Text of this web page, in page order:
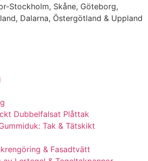
Stockholm, Skåne, Göteborg,
Dalarna, Östergötland & Uppland
Dubbelfalsat Plåttak
Tak & Tätskikt
& Fasadtvätt